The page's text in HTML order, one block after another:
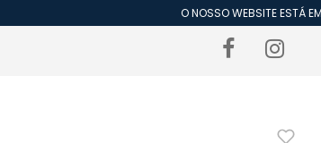
O NOSSO WEBSITE ESTÁ